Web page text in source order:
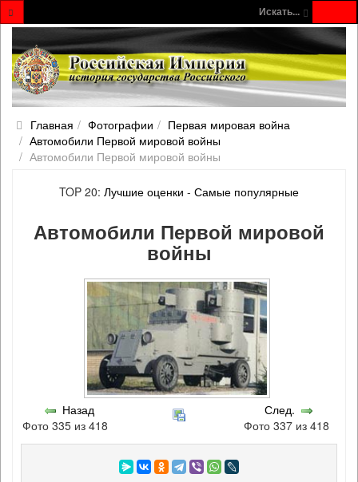
Искать...
Главная Фотографии
Первая мировая война
Автомобили Первой мировой войны
Автомобили Первой мировой войны
TOP 20: Лучшие оценки - Самые популярные
Автомобили Первой мировой
войны
Назад
Фото 335 из 418
След.
Фото 337 из 418